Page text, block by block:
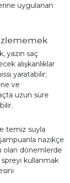
uygulanan
yazın saç
alışkanlıklar
yaratabilir;
ve
uzun süre
temiz suyla
nazikçe
olan dönemlerde
kullanmak